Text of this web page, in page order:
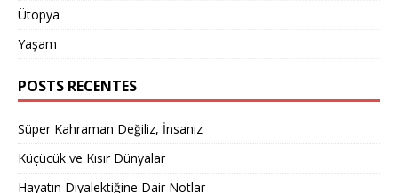
Ütopya
Yaşam
POSTS RECENTES
Süper Kahraman Değiliz, İnsanız
Küçücük ve Kısır Dünyalar
Hayatın Diyalektiğine Dair Notlar